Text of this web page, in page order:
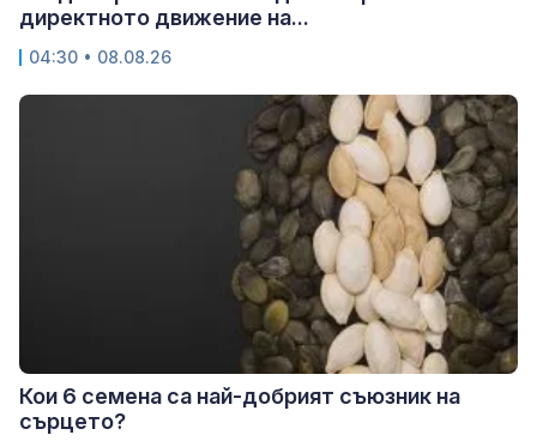
директното движение на...
04:30 • 08.08.26
Кои 6 семена са най-добрият съюзник на
сърцето?